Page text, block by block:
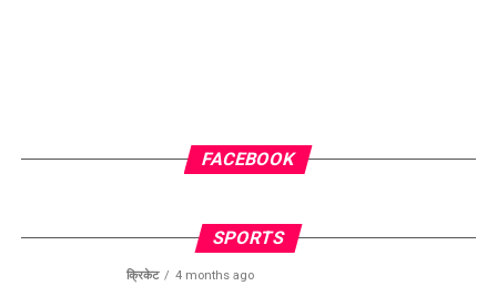
FACEBOOK
SPORTS
क्रिकेट 4 months ago